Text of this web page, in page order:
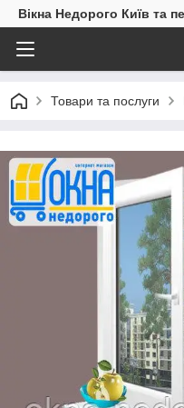
Вікна Недорого Київ та
Товари та послуги